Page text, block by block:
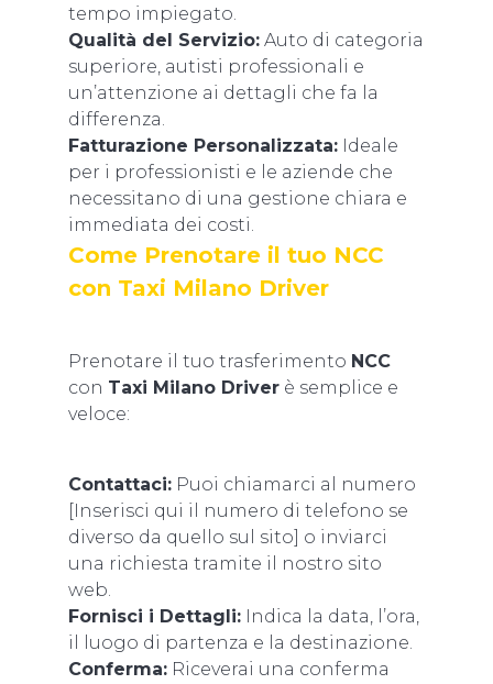
tempo impiegato.
Qualità del Servizio: Auto di categoria
superiore, autisti professionali e
un’attenzione ai dettagli che fa la
differenza.
Fatturazione Personalizzata: Ideale
per i professionisti e le aziende che
necessitano di una gestione chiara e
immediata dei costi.
Come Prenotare il tuo NCC
con Taxi Milano Driver
Prenotare il tuo trasferimento NCC
con Taxi Milano Driver è semplice e
veloce:
Contattaci: Puoi chiamarci al numero
[Inserisci qui il numero di telefono se
diverso da quello sul sito] o inviarci
una richiesta tramite il nostro sito
web.
Fornisci i Dettagli: Indica la data, l’ora,
il luogo di partenza e la destinazione.
Conferma: Riceverai una conferma